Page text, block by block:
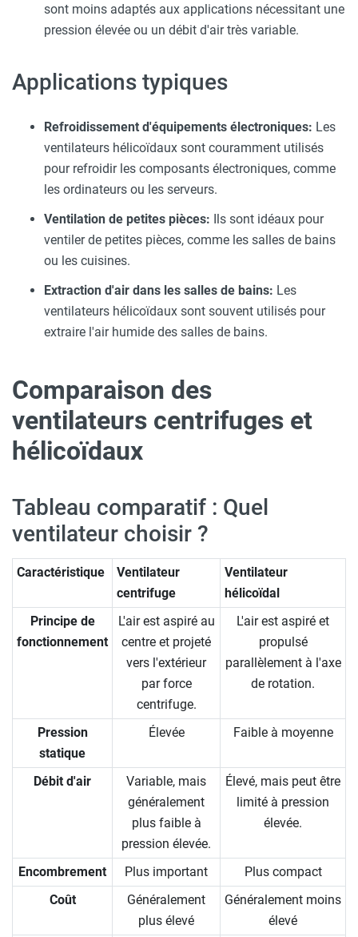
sont moins adaptés aux applications nécessitant une
pression élevée ou un débit d'air très variable.
Applications typiques
Refroidissement d'équipements électroniques: Les
ventilateurs hélicoïdaux sont couramment utilisés
pour refroidir les composants électroniques, comme
les ordinateurs ou les serveurs.
Ventilation de petites pièces: Ils sont idéaux pour
ventiler de petites pièces, comme les salles de bains
ou les cuisines.
Extraction d'air dans les salles de bains: Les
ventilateurs hélicoïdaux sont souvent utilisés pour
extraire l'air humide des salles de bains.
Comparaison des
ventilateurs centrifuges et
hélicoïdaux
Tableau comparatif : Quel
ventilateur choisir ?
Caractéristique
Ventilateur
centrifuge
Ventilateur
hélicoïdal
Principe de
fonctionnement
L'air est aspiré au
centre et projeté
vers l'extérieur
par force
centrifuge.
L'air est aspiré et
propulsé
parallèlement à l'axe
de rotation.
Pression
statique
Élevée Faible à moyenne
Débit d'air
Variable, mais
généralement
plus faible à
pression élevée.
Élevé, mais peut être
limité à pression
élevée.
Encombrement Plus important
Plus compact
Coût
Généralement
plus élevé
Généralement moins
élevé